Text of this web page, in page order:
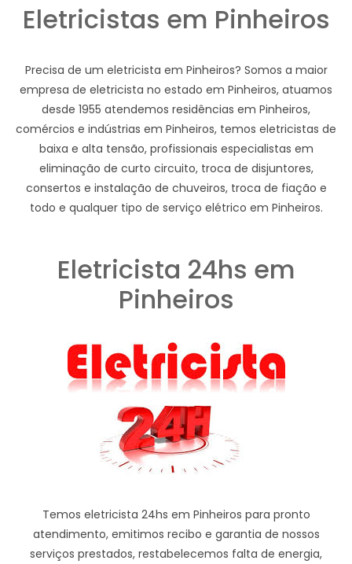
Eletricistas em Pinheiros
Precisa de um eletricista em Pinheiros? Somos a maior
empresa de eletricista no estado em Pinheiros, atuamos
desde 1955 atendemos residências em Pinheiros,
comércios e indústrias em Pinheiros, temos eletricistas de
baixa e alta tensão, profissionais especialistas em
eliminação de curto circuito, troca de disjuntores,
consertos e instalação de chuveiros, troca de fiação e
todo e qualquer tipo de serviço elétrico em Pinheiros.
Eletricista 24hs em
Pinheiros
Temos eletricista 24hs em Pinheiros para pronto
atendimento, emitimos recibo e garantia de nossos
serviços prestados, restabelecemos falta de energia,